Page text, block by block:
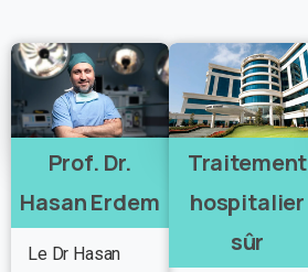
Prof. Dr.
Hasan Erdem
Le Dr Hasan
Traitement
hospitalier
sûr